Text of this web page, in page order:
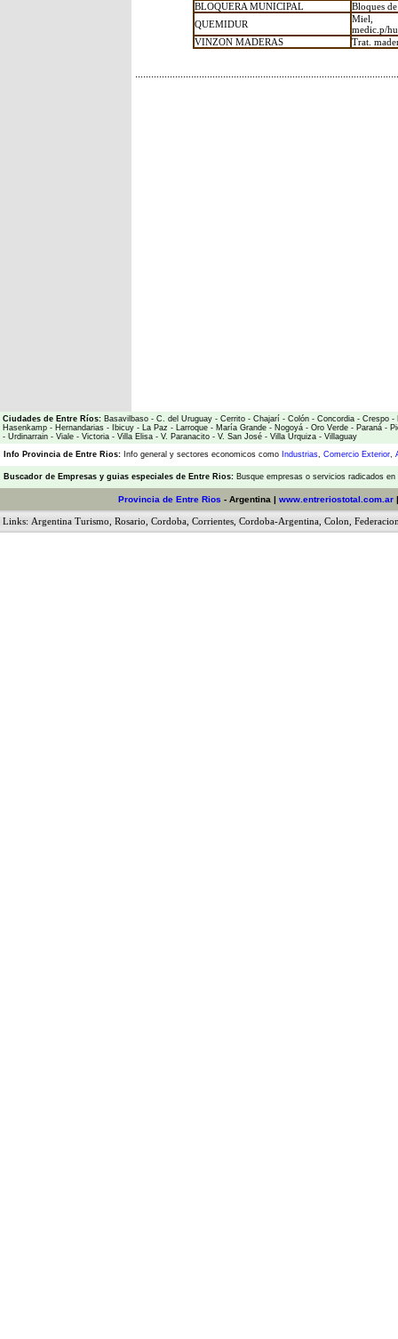
BLOQUERA MUNICIPAL
Bloques
QUEMIDUR
Miel,
medic.p/
VINZON MADERAS
Trat.
Ciudades de Entre Ríos: Basavilbaso - C. del Uruguay - Cerrito - Chajarí - Colón - Concordia - Crespo -
Hasenkamp - Hernandarias - Ibicuy - La Paz - Larroque - María Grande - Nogoyá - Oro Verde - Paraná -
- Urdinarrain - Viale - Victoria - Villa Elisa - V. Paranacito - V. San José - Villa Urquiza - Villaguay
Info Provincia de Entre Rios: Info general y sectores economicos como Industrias, Comercio Exterior,
Buscador de Empresas y guias especiales de Entre Rios: Busque empresas o servicios radicados
Provincia de Entre Rios - Argentina | www.entreriostotal.com.ar
Links: Argentina Turismo Rosario Cordoba Corrientes Cordoba-Argentina Colon